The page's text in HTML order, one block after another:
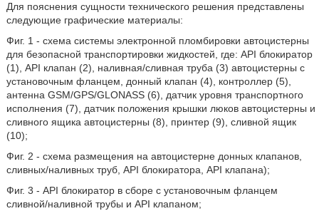
Для пояснения сущности технического решения представлены
следующие графические материалы:
Фиг. 1 - схема системы электронной пломбировки автоцистерны
для безопасной транспортировки жидкостей, где: API блокиратор
(1), API клапан (2), наливная/сливная труба (3) автоцистерны с
установочным фланцем, донный клапан (4), контроллер (5),
антенна GSM/GPS/GLONASS (6), датчик уровня транспортного
исполнения (7), датчик положения крышки люков автоцистерны и
сливного ящика автоцистерны (8), принтер (9), сливной ящик
(10);
Фиг. 2 - схема размещения на автоцистерне донных клапанов,
сливных/наливных труб, API блокиратора, API клапана);
Фиг. 3 - API блокиратор в сборе с установочным фланцем
сливной/наливной трубы и API клапаном;